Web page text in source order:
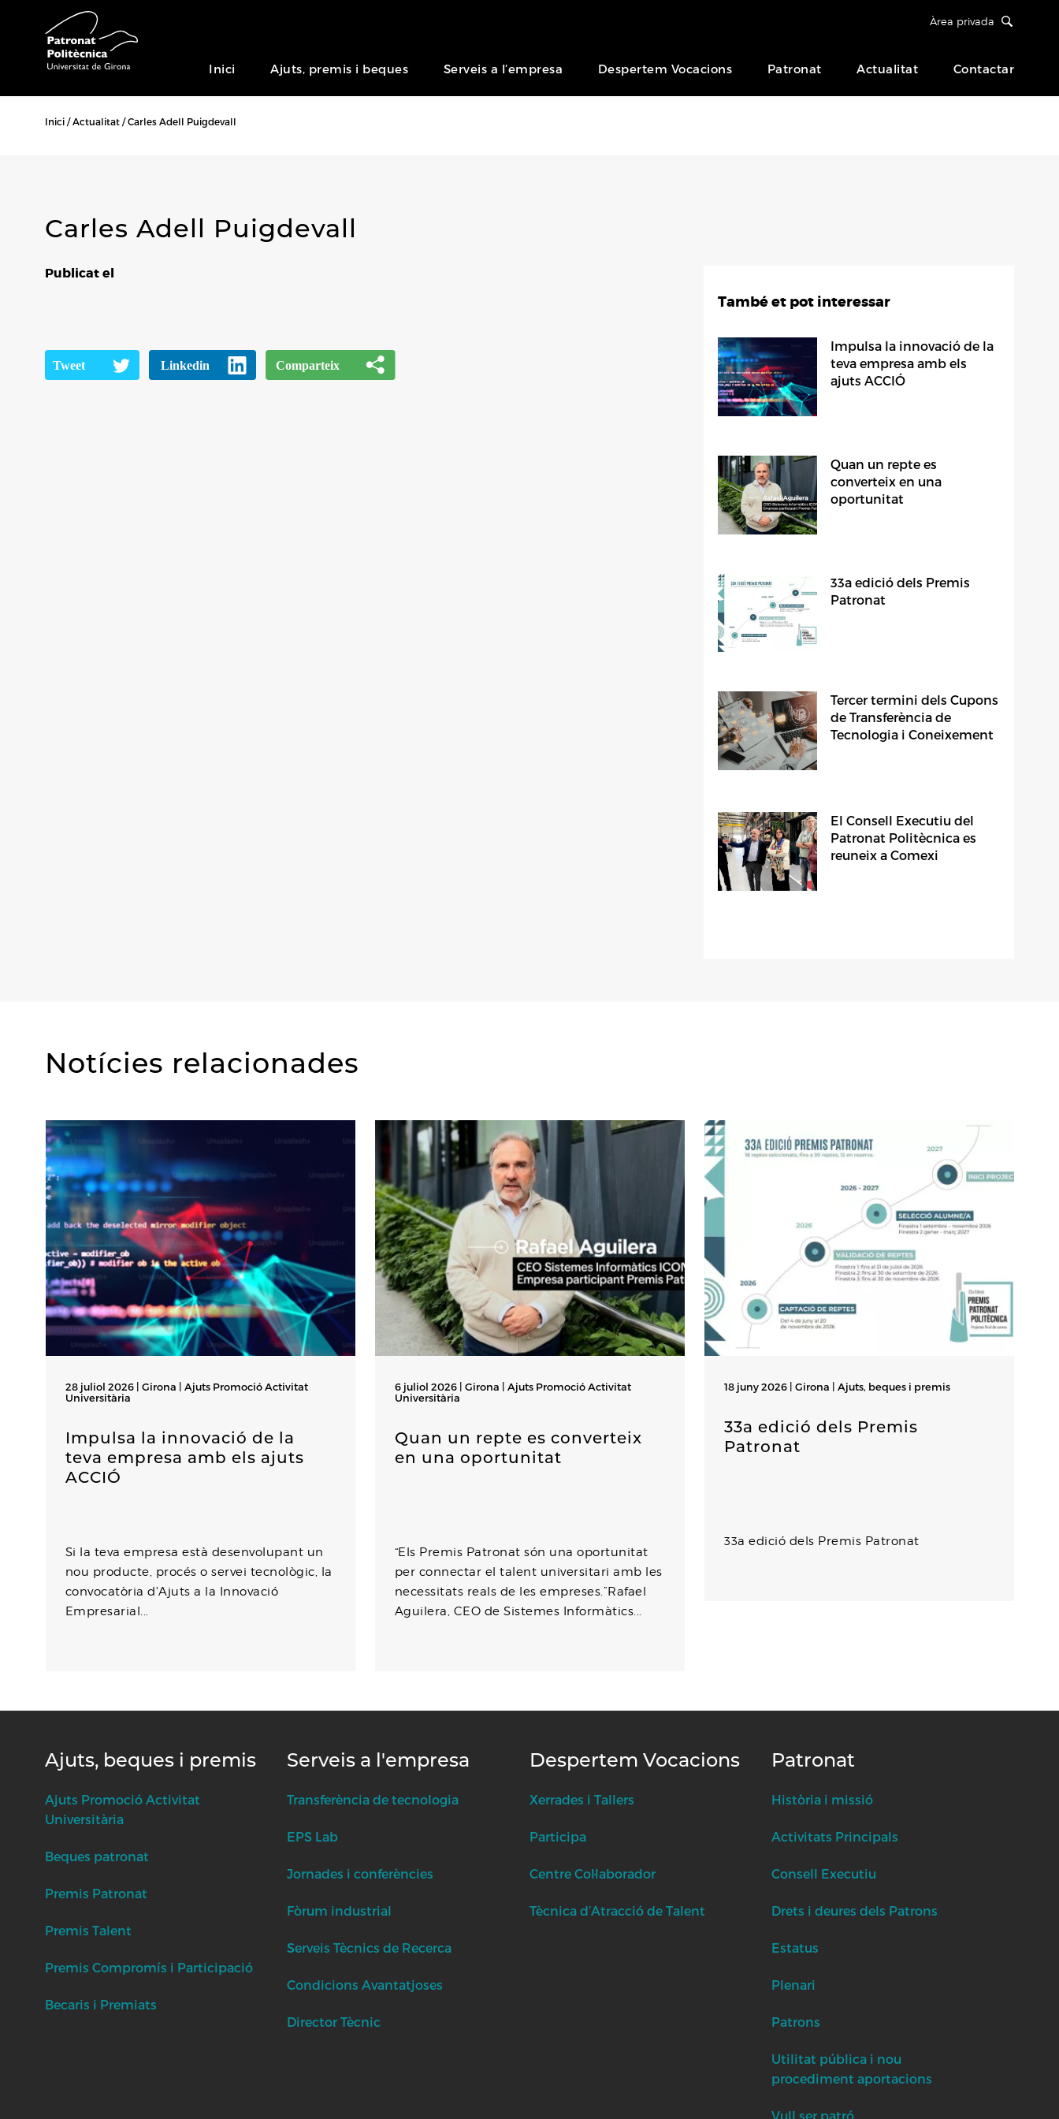
Àrea privada
Inici Ajuts, premis i beques Serveis a l’empresa Despertem Vocacions Patronat Actualitat Contactar
Inici Actualitat Carles Adell Puigdevall
Carles Adell Puigdevall
Publicat el
També et pot interessar
Impulsa la innovació de la
teva empresa amb els
ajuts ACCIÓ
Quan un repte es
converteix en una
oportunitat
33a edició dels Premis
Patronat
Tercer termini dels Cupons
de Transferència de
Tecnologia i Coneixement
El Consell Executiu del
Patronat Politècnica es
reuneix a Comexi
Notícies relacionades
28 juliol 2026 | Girona | Ajuts Promoció Activitat
Universitària
Impulsa la innovació de la
teva empresa amb els ajuts
ACCIÓ
Si la teva empresa està desenvolupant un
nou producte, procés o servei tecnològic, la
convocatòria d'Ajuts a la Innovació
Empresarial...
6 juliol 2026 | Girona | Ajuts Promoció Activitat
Universitària
Quan un repte es converteix
en una oportunitat
“Els Premis Patronat són una oportunitat
per connectar el talent universitari amb les
necessitats reals de les empreses.”Rafael
Aguilera, CEO de Sistemes Informàtics...
18 juny 2026 | Girona |Ajuts, beques i premis
33a edició dels Premis
Patronat
33a edició dels Premis Patronat
Ajuts, beques i premis
Ajuts Promoció Activitat
Universitària
Beques patronat
Premis Patronat
Premis Talent
Premis Compromís i Participació
Becaris i Premiats
Serveis a l'empresa
Transferència de tecnologia
EPS Lab
Jornades i conferències
Fòrum industrial
Serveis Tècnics de Recerca
Condicions Avantatjoses
Director Tècnic
Despertem Vocacions
Xerrades i Tallers
Participa
Centre Col·laborador
Tècnica d’Atracció de Talent
Patronat
Història i missió
Activitats Principals
Consell Executiu
Drets i deures dels Patrons
Estatus
Plenari
Patrons
Utilitat pública i nou
procediment aportacions
Vull ser patró